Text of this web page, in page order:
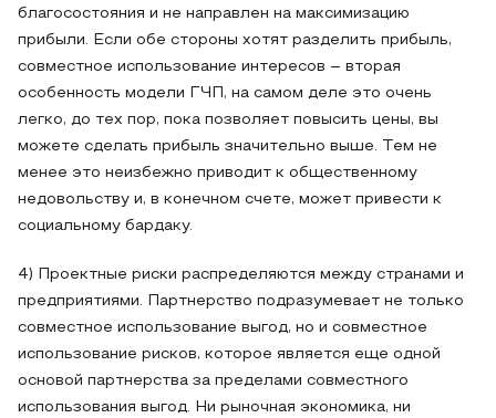
благосостояния и не направлен на максимизацию
прибыли. Если обе стороны хотят разделить прибыль,
совместное использование интересов – вторая
особенность модели ГЧП, на самом деле это очень
легко, до тех пор, пока позволяет повысить цены, вы
можете сделать прибыль значительно выше. Тем не
менее это неизбежно приводит к общественному
недовольству и, в конечном счете, может привести к
социальному бардаку.
4) Проектные риски распределяются между странами и
предприятиями. Партнерство подразумевает не только
совместное использование выгод, но и совместное
использование рисков, которое является еще одной
основой партнерства за пределами совместного
использования выгод. Ни рыночная экономика, ни